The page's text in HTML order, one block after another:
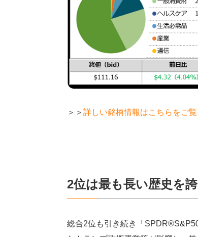
＞＞ 詳しい銘柄情報はこちらをご覧
2位は最も長い歴史を
総合2位も引き続き「